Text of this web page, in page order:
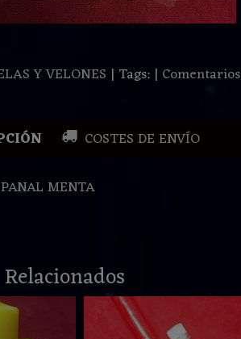
Y VELONES | Tags: | Comentarios
COSTES DE ENVÍO
MENTA